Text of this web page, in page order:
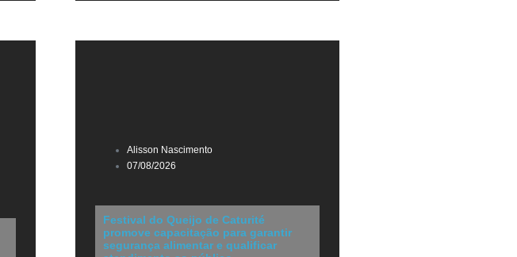
Alisson Nascimento
07/08/2026
Festival do Queijo de Caturité
promove capacitação para garantir
segurança alimentar e qualificar